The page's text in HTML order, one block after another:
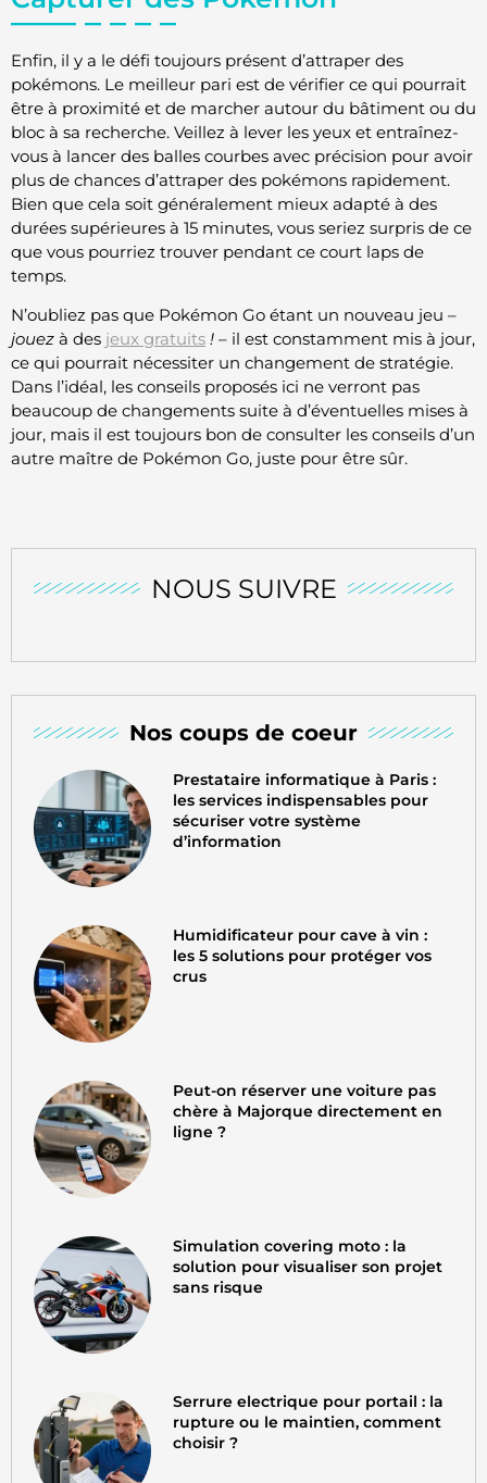
NOUS SUIVRE
Nos coups de coeur
Prestataire informatique à Paris :
les services indispensables pour
sécuriser votre système
d’information
Humidificateur pour cave à vin :
les 5 solutions pour protéger vos
crus
Peut-on réserver une voiture pas
chère à Majorque directement en
ligne ?
Simulation covering moto : la
solution pour visualiser son projet
sans risque
Serrure electrique pour portail : la
rupture ou le maintien, comment
choisir ?
Enfin, il y a le défi toujours présent d’attraper des
pokémons. Le meilleur pari est de vérifier ce qui pourrait
être à proximité et de marcher autour du bâtiment ou du
bloc à sa recherche. Veillez à lever les yeux et entraînez-
vous à lancer des balles courbes avec précision pour avoir
plus de chances d’attraper des pokémons rapidement.
Bien que cela soit généralement mieux adapté à des
durées supérieures à 15 minutes, vous seriez surpris de ce
que vous pourriez trouver pendant ce court laps de
temps.
N’oubliez pas que Pokémon Go étant un nouveau jeu –
jouez à des jeux gratuits ! – il est constamment mis à jour,
ce qui pourrait nécessiter un changement de stratégie.
Dans l’idéal, les conseils proposés ici ne verront pas
beaucoup de changements suite à d’éventuelles mises à
jour, mais il est toujours bon de consulter les conseils d’un
autre maître de Pokémon Go, juste pour être sûr.